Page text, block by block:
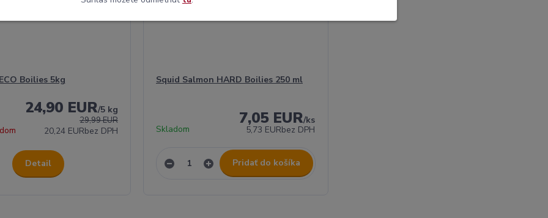
Boilies 5kg
29,99 EUR
24,90 EUR/5 kg
20,24 EURbez DPH
Detail
Squid Salmon HARD Boilies 250 ml
7,05 EUR/ks
5,73 EURbez DPH
Skladom
Pridať do košíka